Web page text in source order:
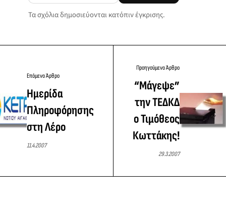
Τα σχόλια δημοσιεύονται κατόπιν έγκρισης.
Επόμενο Άρθρο
Ημερίδα
Πληροφόρησης
στη Λέρο
11.4.2007
Προηγούμενο Άρθρο
“Mάγεψε”
την ΤΕΔΚΔ
ο Τιμόθεος
Κωττάκης!
29.3.2007